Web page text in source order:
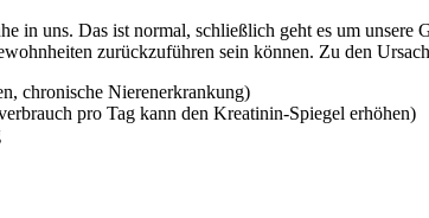
in uns. Das ist normal, schließlich geht es um unsere
zurückzuführen sein können. Zu den
chronische Nierenerkrankung)
pro Tag kann den Kreatinin-Spiegel erhöhen)